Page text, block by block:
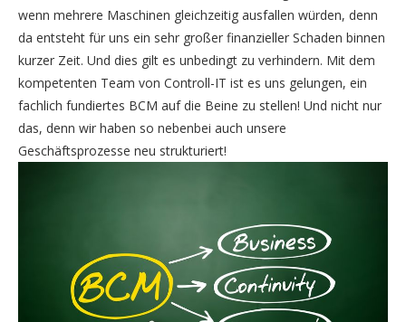
wenn mehrere Maschinen gleichzeitig ausfallen würden, denn
da entsteht für uns ein sehr großer finanzieller Schaden binnen
kurzer Zeit. Und dies gilt es unbedingt zu verhindern. Mit dem
kompetenten Team von Controll-IT ist es uns gelungen, ein
fachlich fundiertes BCM auf die Beine zu stellen! Und nicht nur
das, denn wir haben so nebenbei auch unsere
Geschäftsprozesse neu strukturiert!